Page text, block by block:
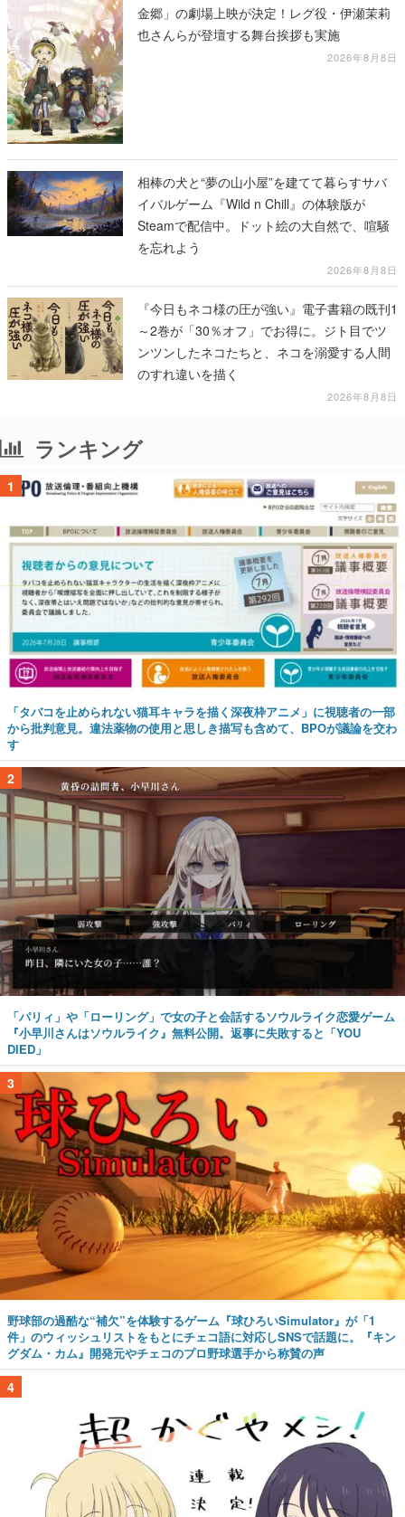
金郷」の劇場上映が決定！レグ役・伊瀬茉莉
也さんらが登壇する舞台挨拶も実施
2026年8月8日
相棒の犬と“夢の山小屋”を建てて暮らすサバ
イバルゲーム『Wild n Chill』の体験版が
Steamで配信中。ドット絵の大自然で、喧騒
を忘れよう
2026年8月8日
『今日もネコ様の圧が強い』電子書籍の既刊1
～2巻が「30％オフ」でお得に。ジト目でツ
ンツンしたネコたちと、ネコを溺愛する人間
のすれ違いを描く
2026年8月8日
ランキング
1
「タバコを止められない猫耳キャラを描く深夜枠アニメ」に視聴者の一部
から批判意見。違法薬物の使用と思しき描写も含めて、BPOが議論を交わ
す
2
「パリィ」や「ローリング」で女の子と会話するソウルライク恋愛ゲーム
『小早川さんはソウルライク』無料公開。返事に失敗すると「YOU
DIED」
3
野球部の過酷な“補欠”を体験するゲーム『球ひろいSimulator』が「1
件」のウィッシュリストをもとにチェコ語に対応しSNSで話題に。『キン
グダム・カム』開発元やチェコのプロ野球選手から称賛の声
4